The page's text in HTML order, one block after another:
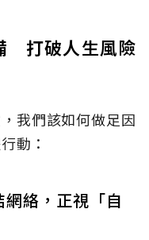
打破人生風險
我們該如何做足因
動：
絡，正視「自